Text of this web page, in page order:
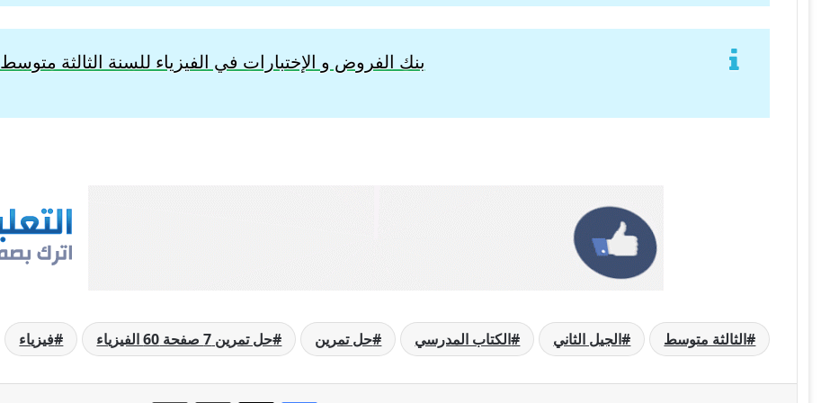
بنك الفروض و الإختبارات في الفيزياء للسنة الثالثة متوسط
الثالثة متوسط الجيل الثاني الكتاب المدرسي حل تمرين حل تمرين 7 صفحة 60 الفيزياء فيزياء